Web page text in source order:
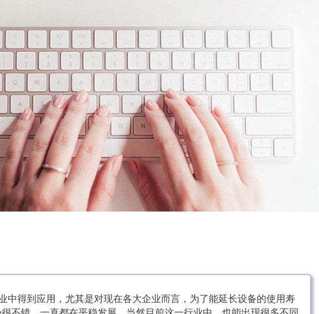
得到应用，尤其是对现在各大企业而言，为了能延长设备的使用寿